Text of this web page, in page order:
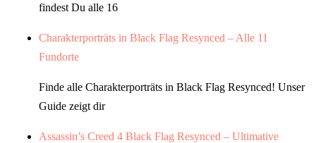
findest Du alle 16
Charakterporträts in Black Flag Resynced – Alle 11
Fundorte
Finde alle Charakterporträts in Black Flag Resynced! Unser
Guide zeigt dir
Assassin’s Creed 4 Black Flag Resynced – Ultimative